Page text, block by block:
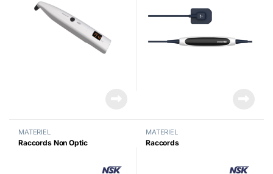
MATERIEL
Raccords Non Optic
MATERIEL
Raccords